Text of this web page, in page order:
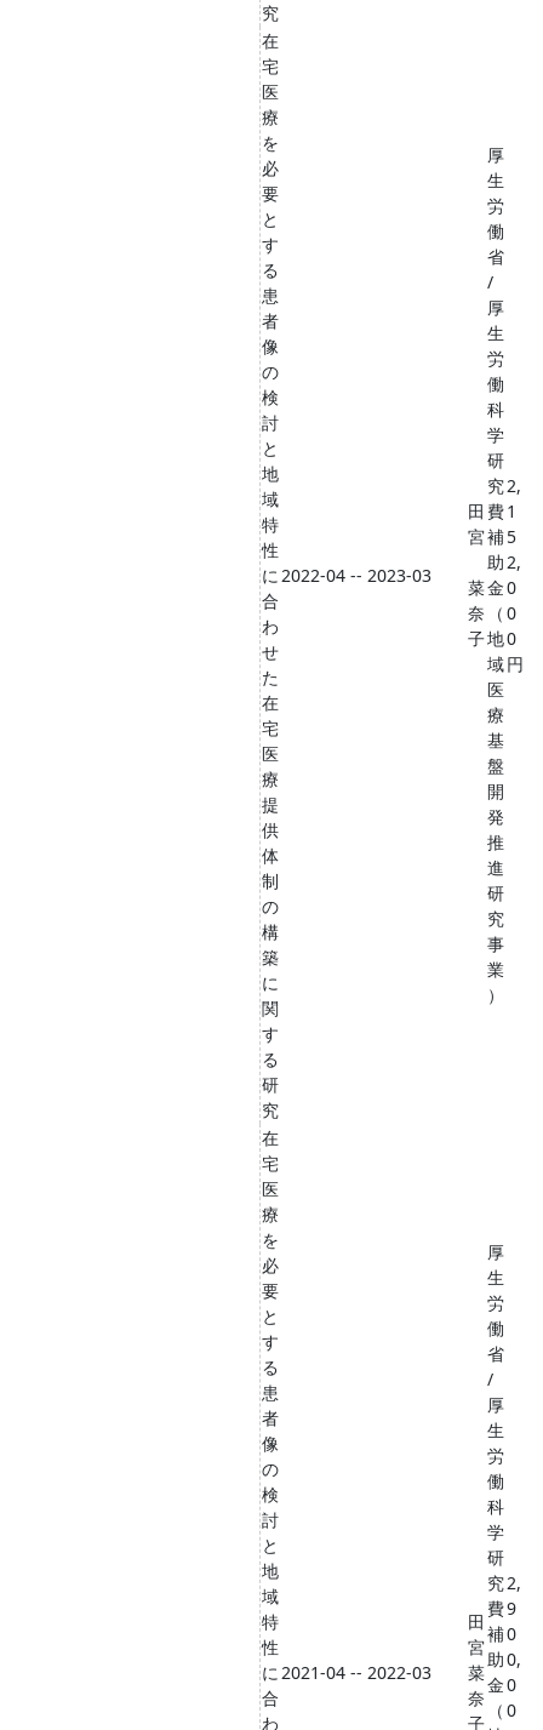
究
在
宅
医
療
を
必
要
と
す
る
患
者
像
の
検
討
と
地
域
特
性
に
合
わ
せ
た
在
宅
医
療
提
供
体
制
の
構
築
に
関
す
る
研
究
2022-04 -- 2023-03
田
宮
菜
奈
子
厚
生
労
働
省
/
厚
生
労
働
科
学
研
究
費
補
助
金
（
地
域
医
療
基
盤
開
発
推
進
研
究
事
業
）
2,
1
5
2,
0
0
0
円
在
宅
医
療
を
必
要
と
す
る
患
者
像
の
検
討
と
地
域
特
性
に
合
わ
2021-04 -- 2022-03
田
宮
菜
奈
子
厚
生
労
働
省
/
厚
生
労
働
科
学
研
究
費
補
助
金
（
2,
9
0
0,
0
0